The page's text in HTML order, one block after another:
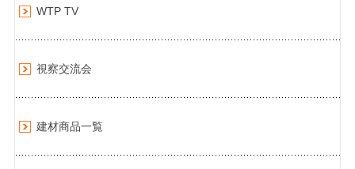
WTP TV
視察交流会
建材商品一覧